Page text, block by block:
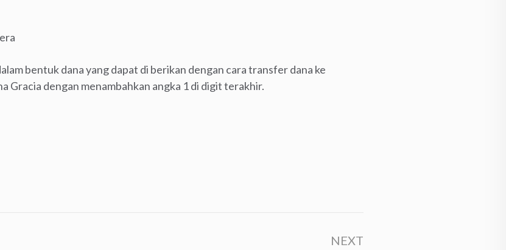
bentuk dana yang dapat di berikan dengan cara transfer dana ke
Gracia dengan menambahkan angka 1 di digit terakhir.
NEXT